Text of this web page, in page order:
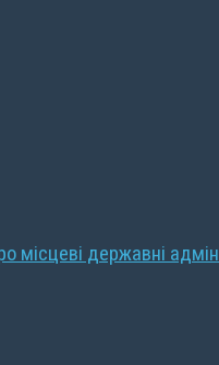
місцеві державні